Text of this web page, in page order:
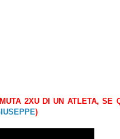
2XU DI UN ATLETA, SE
)